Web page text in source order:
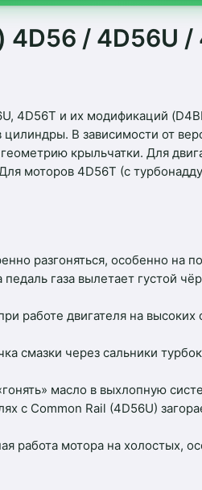
4D56 / 4D56U
4D56T и их модификаций
В зависимости от
крыльчатки. Для
моторов 4D56T (с
разгоняться, особенно на
газа вылетает густой
работе двигателя на
смазки через сальники
масло в выхлопную
с Common Rail (4D56U)
работа мотора на холостых,